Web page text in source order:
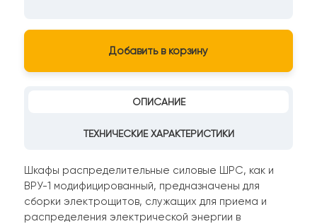
Добавить в корзину
ОПИСАНИЕ
ТЕХНИЧЕСКИЕ ХАРАКТЕРИСТИКИ
Шкафы распределительные силовые ШРС, как и
ВРУ-1 модифицированный, предназначены для
сборки электрощитов, служащих для приема и
распределения электрической энергии в